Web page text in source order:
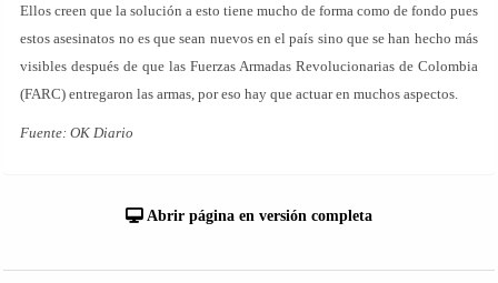
Ellos creen que la solución a esto tiene mucho de forma como de fondo pues
estos asesinatos no es que sean nuevos en el país sino que se han hecho más
visibles después de que las Fuerzas Armadas Revolucionarias de Colombia
(FARC) entregaron las armas, por eso hay que actuar en muchos aspectos.
Fuente: OK Diario
Abrir página en versión completa